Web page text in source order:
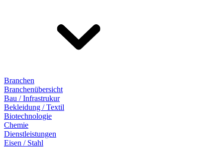
Branchen
Branchenübersicht
Bau / Infrastrukur
Bekleidung / Textil
Biotechnologie
Chemie
Dienstleistungen
Eisen / Stahl